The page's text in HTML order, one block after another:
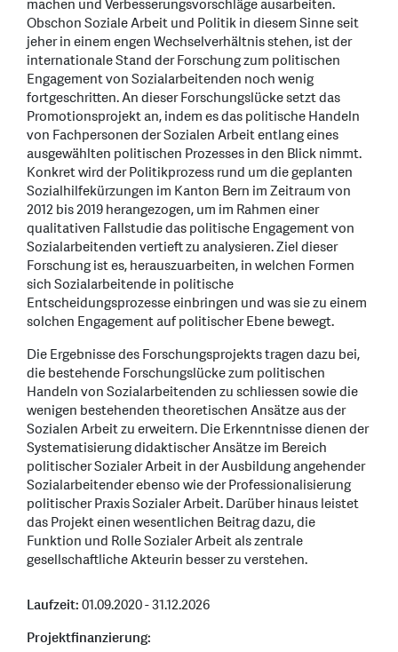
machen und Verbesserungsvorschläge ausarbeiten.
Obschon Soziale Arbeit und Politik in diesem Sinne seit
jeher in einem engen Wechselverhältnis stehen, ist der
internationale Stand der Forschung zum politischen
Engagement von Sozialarbeitenden noch wenig
fortgeschritten. An dieser Forschungslücke setzt das
Promotionsprojekt an, indem es das politische Handeln
von Fachpersonen der Sozialen Arbeit entlang eines
ausgewählten politischen Prozesses in den Blick nimmt.
Konkret wird der Politikprozess rund um die geplanten
Sozialhilfekürzungen im Kanton Bern im Zeitraum von
2012 bis 2019 herangezogen, um im Rahmen einer
qualitativen Fallstudie das politische Engagement von
Sozialarbeitenden vertieft zu analysieren. Ziel dieser
Forschung ist es, herauszuarbeiten, in welchen Formen
sich Sozialarbeitende in politische
Entscheidungsprozesse einbringen und was sie zu einem
solchen Engagement auf politischer Ebene bewegt.
Die Ergebnisse des Forschungsprojekts tragen dazu bei,
die bestehende Forschungslücke zum politischen
Handeln von Sozialarbeitenden zu schliessen sowie die
wenigen bestehenden theoretischen Ansätze aus der
Sozialen Arbeit zu erweitern. Die Erkenntnisse dienen der
Systematisierung didaktischer Ansätze im Bereich
politischer Sozialer Arbeit in der Ausbildung angehender
Sozialarbeitender ebenso wie der Professionalisierung
politischer Praxis Sozialer Arbeit. Darüber hinaus leistet
das Projekt einen wesentlichen Beitrag dazu, die
Funktion und Rolle Sozialer Arbeit als zentrale
gesellschaftliche Akteurin besser zu verstehen.
Laufzeit:01.09.2020 - 31.12.2026
Projektfinanzierung: